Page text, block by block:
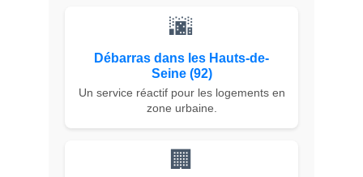
🌆
Débarras dans les Hauts-de-
Seine (92)
Un service réactif pour les logements en
zone urbaine.
🏢